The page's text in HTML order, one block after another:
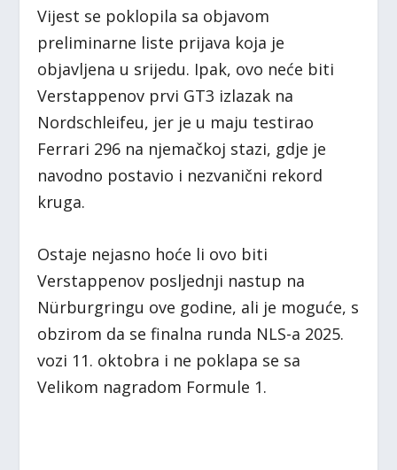
Vijest se poklopila sa objavom
preliminarne liste prijava koja je
objavljena u srijedu. Ipak, ovo neće biti
Verstappenov prvi GT3 izlazak na
Nordschleifeu, jer je u maju testirao
Ferrari 296 na njemačkoj stazi, gdje je
navodno postavio i nezvanični rekord
kruga.
Ostaje nejasno hoće li ovo biti
Verstappenov posljednji nastup na
Nürburgringu ove godine, ali je moguće, s
obzirom da se finalna runda NLS-a 2025.
vozi 11. oktobra i ne poklapa se sa
Velikom nagradom Formule 1.